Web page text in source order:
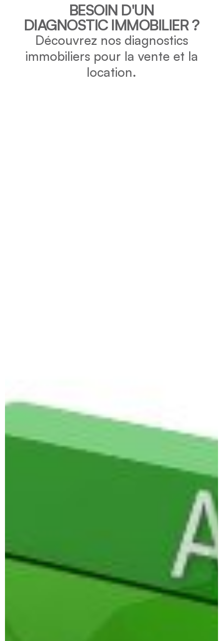
BESOIN D'UN
DIAGNOSTIC IMMOBILIER ?
Découvrez nos diagnostics
immobiliers pour la vente et la
location.